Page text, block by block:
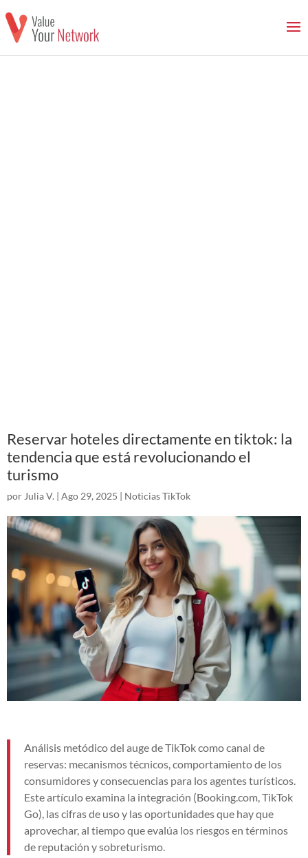
Reservar hoteles directamente en tiktok: la
tendencia que está revolucionando el
turismo
por Julia V. | Ago 29, 2025 | Noticias TikTok
Análisis metódico del auge de TikTok como canal de
reservas: mecanismos técnicos, comportamiento de los
consumidores y consecuencias para los agentes turísticos.
Este artículo examina la integración (Booking.com, TikTok
Go), las cifras de uso y las oportunidades que hay que
aprovechar, al tiempo que evalúa los riesgos en términos
de reputación y sobreturismo.